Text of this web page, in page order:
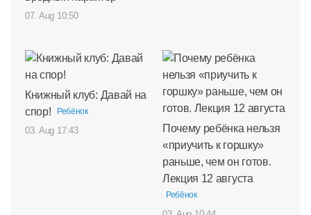
07. Aug 10:50
Книжный клуб: Давай на
спор!
Ребёнок
03. Aug 17:43
Почему ребёнка нельзя
«приучить к горшку»
раньше, чем он готов.
Лекция 12 августа
Ребёнок